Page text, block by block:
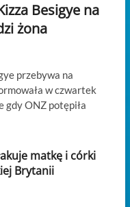
Besigye na
żona
przebywa na
w czwartek
gdy ONZ potępiła
matkę i córki
Brytanii